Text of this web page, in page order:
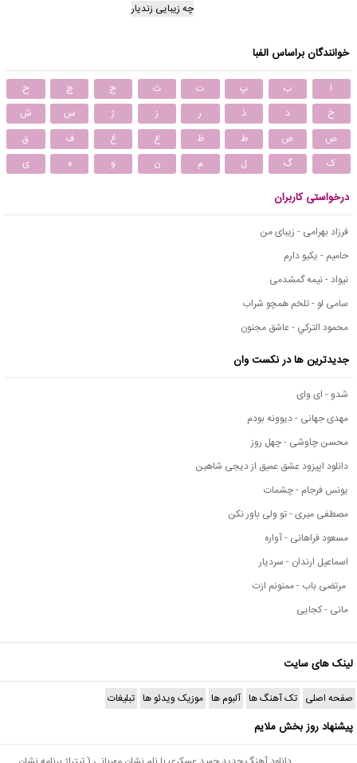
چه زیبایی زندیار
خوانندگان براساس الفبا
ا ب پ ت ث ج چ
ح
خ
د ذ ر ز ژ س
ش
ص
ض ط ظ ع غ ف
ق
ک
گ ل م ن و ه ی
درخواستی کاربران
فرزاد بهرامی - زیبای من
حامیم - یکیو دارم
نیواد - نیمه گمشدمی
سامی لو - تلخم همچو شراب
محمود التركي - عاشق مجنون
جدیدترین ها در نکست وان
شدو - ای وای
مهدی جهانی - دیوونه بودم
محسن چاوشی - چهل روز
دانلود اپیزود عشق عمیق از دیجی شاهین
یونس فرجام - چشمات
مصطفی میری - تو ولی باور نکن
مسعود فراهانی - آواره
اسماعیل ارندان - سردیار
مرتضی باب - ممنونم ازت
مانی - کجایی
لینک های سایت
صفحه اصلی تک آهنگ ها آلبوم ها موزیک ویدئو ها تبلیغات
پیشنهاد روز بخش ملایم